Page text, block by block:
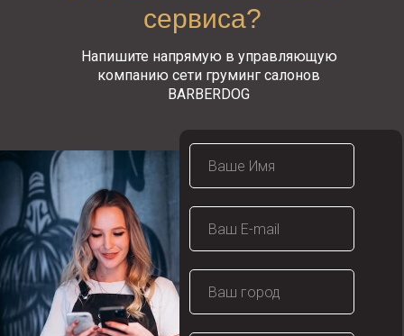
сервиса?
Напишите напрямую в управляющую
компанию сети груминг салонов
BARBERDOG